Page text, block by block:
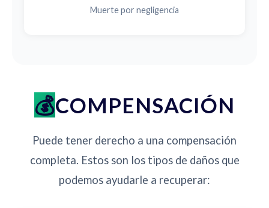
Muerte por negligencia
COMPENSACIÓN
Puede tener derecho a una compensación
completa. Estos son los tipos de daños que
podemos ayudarle a recuperar: